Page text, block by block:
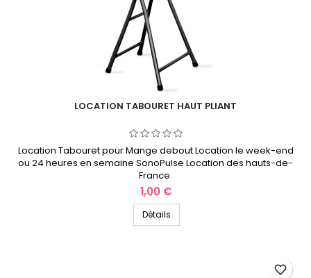
LOCATION TABOURET HAUT PLIANT
Location Tabouret pour Mange debout Location le week-end
ou 24 heures en semaine SonoPulse Location des hauts-de-
France
Prix
1,00 €
Détails
favorite_border